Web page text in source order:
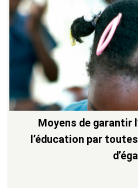
Moyens de garantir
l’éducation par